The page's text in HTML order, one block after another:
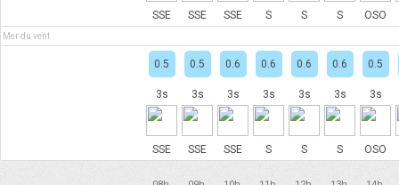
SSE SSE SSE S S S OSO
Mer du vent
0.5 0.5 0.6 0.6 0.6 0.6 0.5
3s 3s 3s 3s 3s 3s 3s
SSE SSE SSE S S S OSO